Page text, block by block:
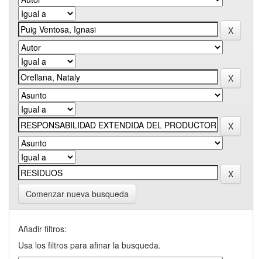
Comenzar nueva busqueda
Añadir filtros:
Usa los filtros para afinar la busqueda.